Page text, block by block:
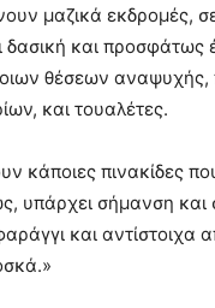
μαζικά εκδρομές,
δασική και
θέσεων
και τουαλέτες.
πινακίδες
υπάρχει σήμανση
και αντίστοιχα